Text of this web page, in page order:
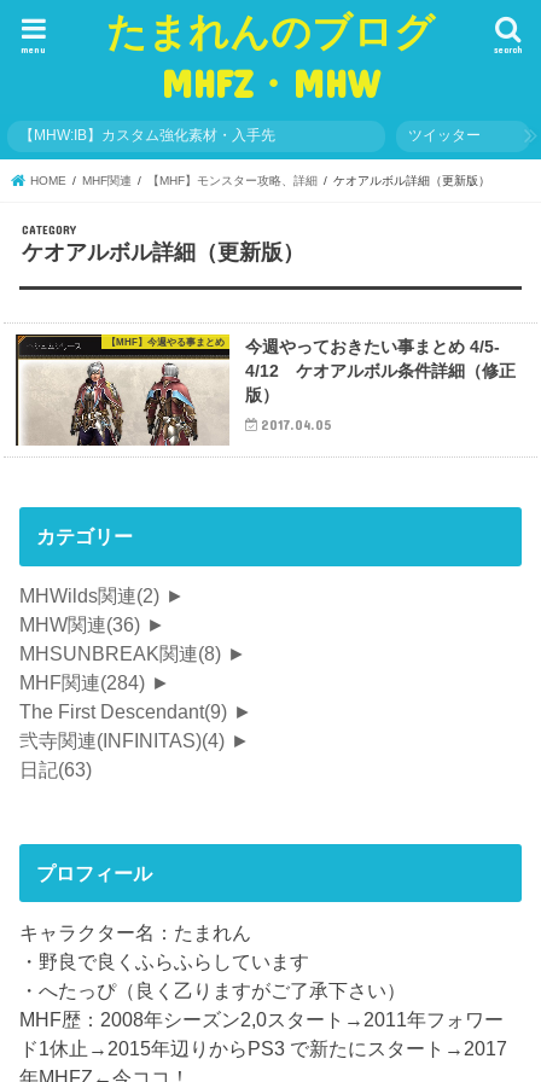
たまれんのブログ
MHFZ・MHW
search
menu
【MHW:IB】カスタム強化素材・入手先 ツイッター
HOME MHF関連 【MHF】モンスター攻略、詳細 ケオアルボル詳細（更新版）
ケオアルボル詳細（更新版）
【MHF】今週やる事まとめ
今週やっておきたい事まとめ 4/5-
4/12 ケオアルボル条件詳細（修正
版）
2017.04.05
カテゴリー
MHWilds関連(2) ►
MHW関連(36) ►
MHSUNBREAK関連(8) ►
MHF関連(284) ►
The First Descendant(9) ►
弐寺関連(INFINITAS)(4) ►
日記(63)
プロフィール
キャラクター名：たまれん
・野良で良くふらふらしています
・へたっぴ（良く乙りますがご了承下さい）
MHF歴：2008年シーズン2,0スタート→2011年フォワー
ド1休止→2015年辺りからPS3 で新たにスタート→2017
年MHFZ←今ココ！